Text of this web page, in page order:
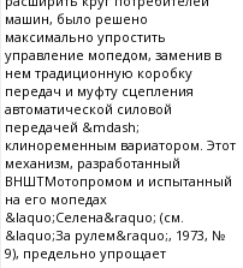
машин, было решено
максимально упростить
управление мопедом, заменив в
нем традиционную коробку
передач и муфту сцепления
автоматической силовой
передачей &mdash;
клиноременным вариатором. Этот
механизм, разработанный
ВНШТМотопромом и испытанный
на его мопедах
&laquo;Селена&raquo; (см.
&laquo;За рулем&raquo;, 1973, №
9), предельно упрощает